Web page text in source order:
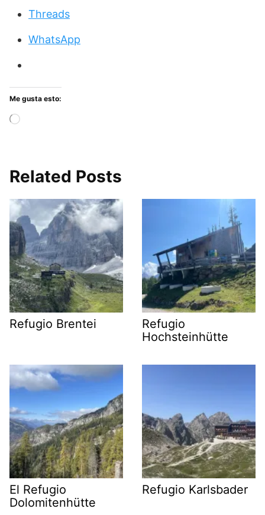
Threads
WhatsApp
Me gusta esto:
Related Posts
Refugio Brentei
Refugio
Hochsteinhütte
El Refugio
Dolomitenhütte
Refugio Karlsbader